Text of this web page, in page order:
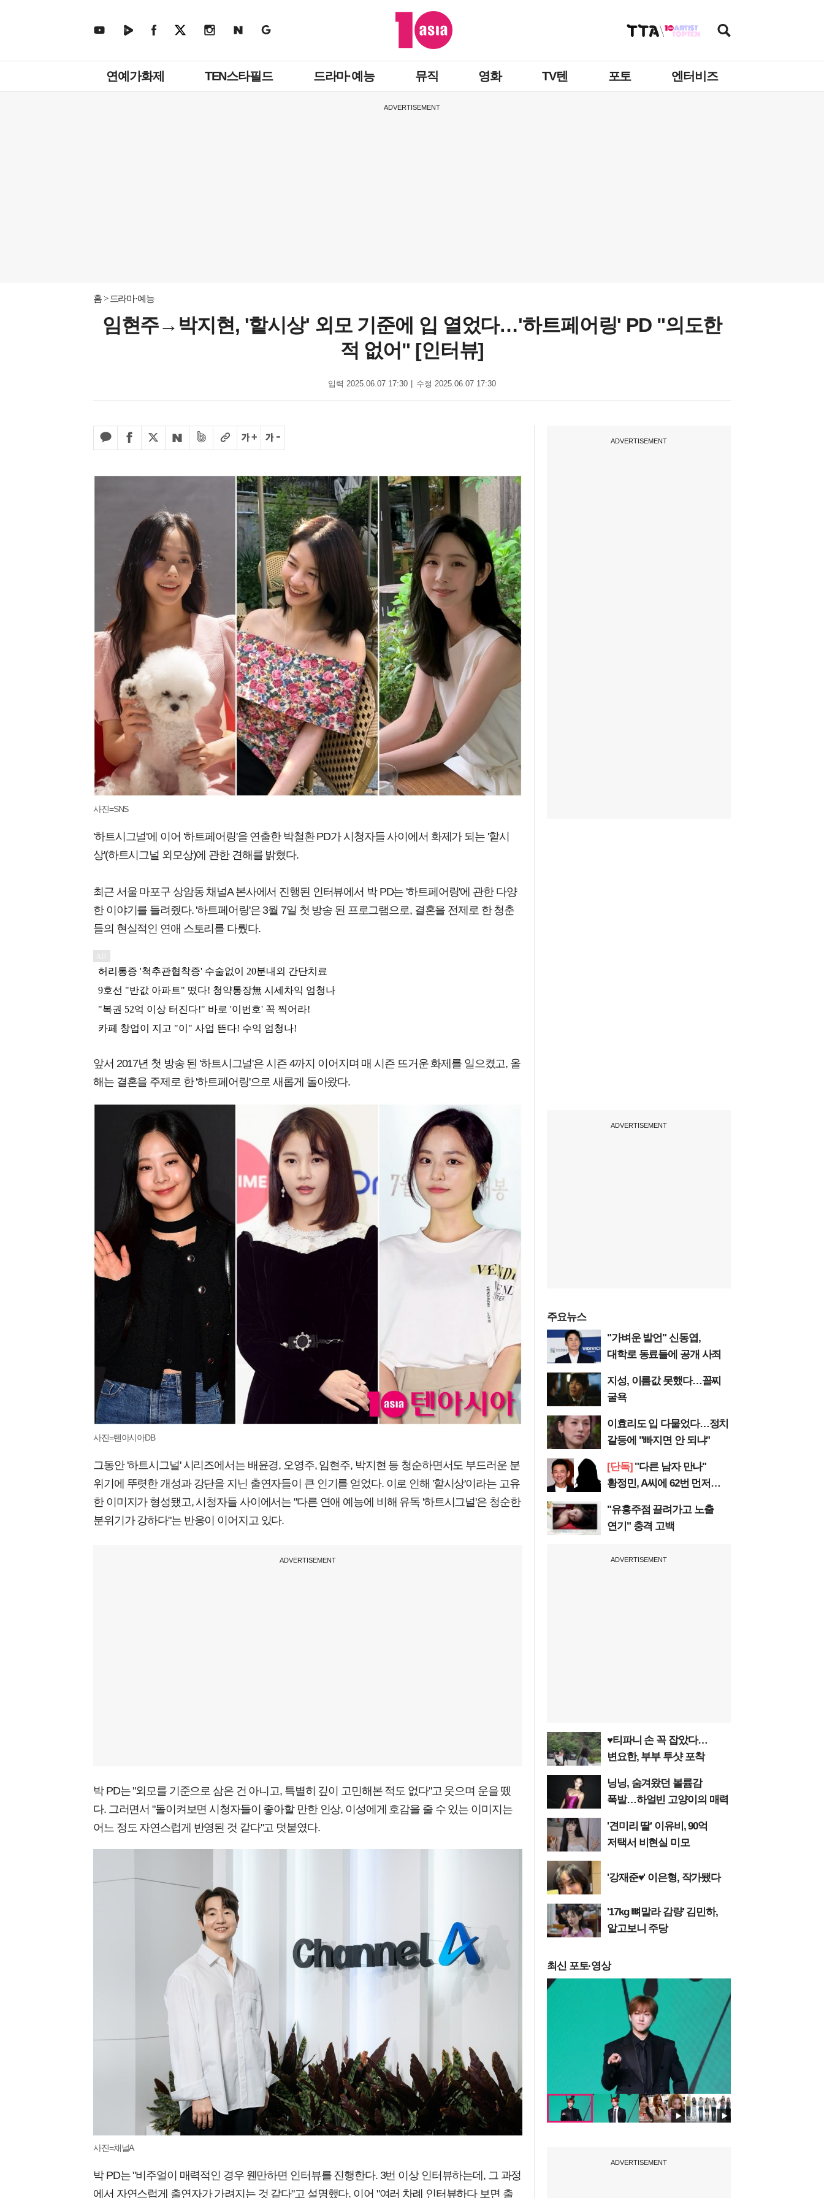
뉴
연예가화제 TEN스타필드 드라마·예능 뮤직 영화 TV텐 포토 엔터비즈
ADVERTISEMENT
홈 드라마·예능
임현주→박지현, '핱시상' 외모 기준에 입 열었다…'하트페어링' PD "의도한
적 없어" [인터뷰]
입력 2025.06.07 17:30 수정 2025.06.07 17:30
사진=SNS
'하트시그널'에 이어 '하트페어링'을 연출한 박철환 PD가 시청자들 사이에서 화제가 되는 '핱시
상'(하트시그널 외모상)에 관한 견해를 밝혔다.
최근 서울 마포구 상암동 채널A 본사에서 진행된 인터뷰에서 박 PD는 '하트페어링'에 관한 다양
한 이야기를 들려줬다. '하트페어링'은 3월 7일 첫 방송 된 프로그램으로, 결혼을 전제로 한 청춘
들의 현실적인 연애 스토리를 다뤘다.
앞서 2017년 첫 방송 된 '하트시그널'은 시즌 4까지 이어지며 매 시즌 뜨거운 화제를 일으켰고, 올
해는 결혼을 주제로 한 '하트페어링'으로 새롭게 돌아왔다.
사진=텐아시아DB
그동안 '하트시그널' 시리즈에서는 배윤경, 오영주, 임현주, 박지현 등 청순하면서도 부드러운 분
위기에 뚜렷한 개성과 강단을 지닌 출연자들이 큰 인기를 얻었다. 이로 인해 '핱시상'이라는 고유
한 이미지가 형성됐고, 시청자들 사이에서는 "다른 연애 예능에 비해 유독 '하트시그널'은 청순한
분위기가 강하다"는 반응이 이어지고 있다.
ADVERTISEMENT
박 PD는 "외모를 기준으로 삼은 건 아니고, 특별히 깊이 고민해본 적도 없다"고 웃으며 운을 뗐
다. 그러면서 "돌이켜보면 시청자들이 좋아할 만한 인상, 이성에게 호감을 줄 수 있는 이미지는
어느 정도 자연스럽게 반영된 것 같다"고 덧붙였다.
사진=채널A
박 PD는 "비주얼이 매력적인 경우 웬만하면 인터뷰를 진행한다. 3번 이상 인터뷰하는데, 그 과정
에서 자연스럽게 출연자가 가려지는 것 같다"고 설명했다. 이어 "여러 차례 인터뷰하다 보면 출
ADVERTISEMENT
ADVERTISEMENT
주요뉴스
"가벼운 발언" 신동엽,
대학로 동료들에 공개 사죄
지성, 이름값 못했다…꼴찌
굴욕
이효리도 입 다물었다…정치
갈등에 "빠지면 안 되냐"
[단독]"다른 남자 만나"
황정민, A씨에 62번 먼저
"유흥주점 끌려가고 노출
연기" 충격 고백
ADVERTISEMENT
♥티파니 손 꼭 잡았다…
변요한, 부부 투샷 포착
닝닝, 숨겨왔던 볼륨감
폭발…하얼빈 고양이의 매력
'견미리 딸' 이유비, 90억
저택서 비현실 미모
'강재준♥' 이은형, 작가됐다
'17kg 뼈말라 감량' 김민하,
알고보니 주당
최신 포토·영상
ADVERTISEMENT